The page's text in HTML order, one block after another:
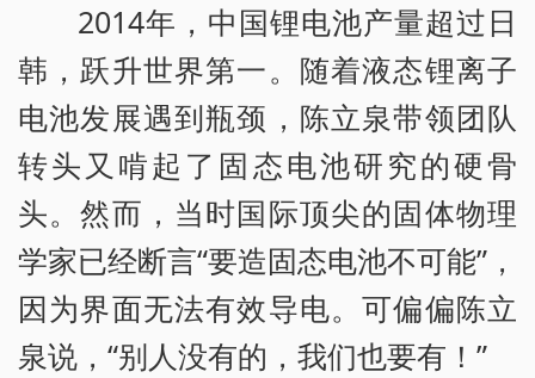
2014年，中国锂电池产量超过日
韩，跃升世界第一。随着液态锂离子
电池发展遇到瓶颈，陈立泉带领团队
转头又啃起了固态电池研究的硬骨
头。然而，当时国际顶尖的固体物理
学家已经断言“要造固态电池不可能”，
因为界面无法有效导电。可偏偏陈立
泉说，“别人没有的，我们也要有！”